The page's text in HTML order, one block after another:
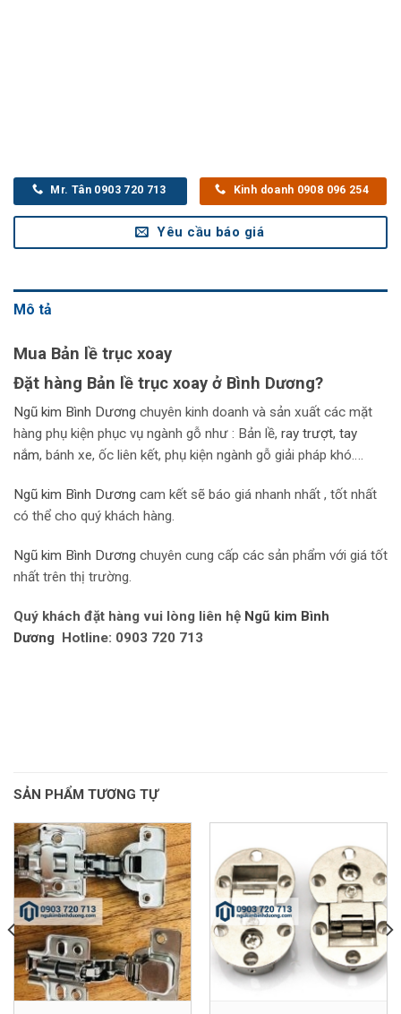
Mr. Tân 0903 720 713 Kinh doanh 0908 096 254
Yêu cầu báo giá
Mô tả
Mua Bản lề trục xoay
Đặt hàng Bản lề trục xoay ở Bình Dương?
Ngũ kim Bình Dương chuyên kinh doanh và sản xuất các mặt
hàng phụ kiện phục vụ ngành gỗ như : Bản lề, ray trượt, tay
nắm, bánh xe, ốc liên kết, phụ kiện ngành gỗ giải pháp khó….
Ngũ kim Bình Dương cam kết sẽ báo giá nhanh nhất , tốt nhất
có thể cho quý khách hàng.
Ngũ kim Bình Dương chuyên cung cấp các sản phẩm với giá tốt
nhất trên thị trường.
Quý khách đặt hàng vui lòng liên hệ Ngũ kim Bình
Dương Hotline: 0903 720 713
SẢN PHẨM TƯƠNG TỰ